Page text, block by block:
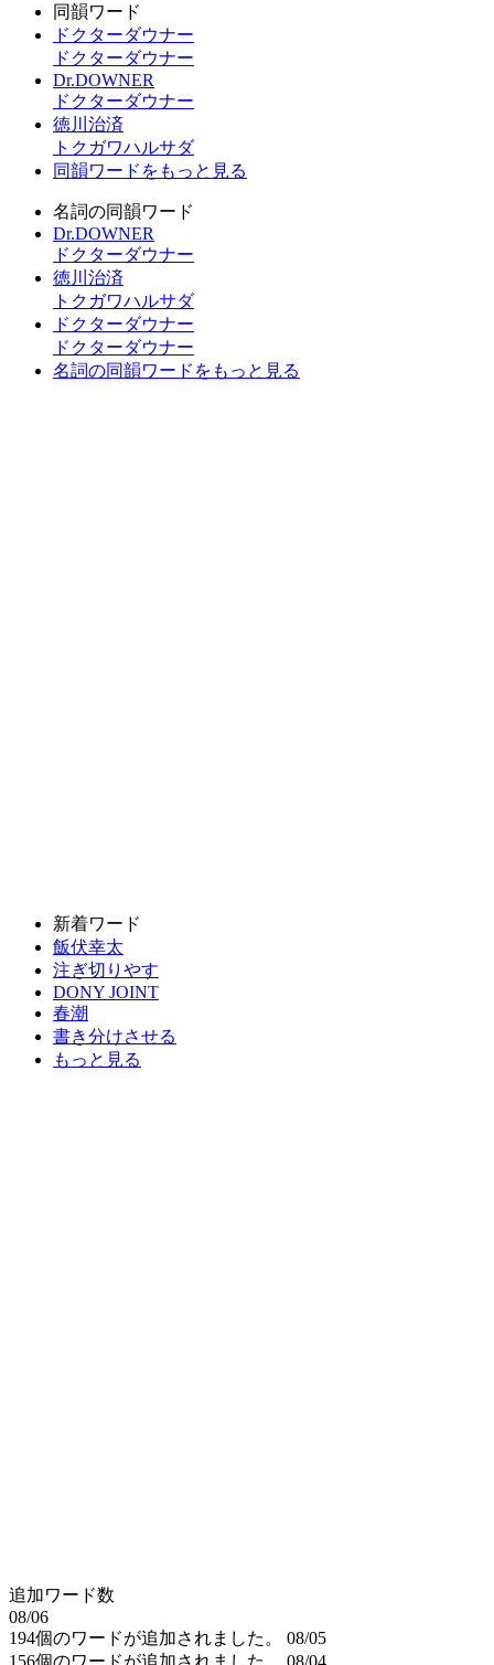
同韻ワード
ドクターダウナー
ドクターダウナー
Dr.DOWNER
ドクターダウナー
徳川治済
トクガワハルサダ
同韻ワードをもっと見る
名詞の同韻ワード
Dr.DOWNER
ドクターダウナー
徳川治済
トクガワハルサダ
ドクターダウナー
ドクターダウナー
名詞の同韻ワードをもっと見る
新着ワード
飯伏幸太
注ぎ切りやす
DONY JOINT
春潮
書き分けさせる
もっと見る
追加ワード数
08/06
194個のワードが追加されました。
08/05
156個のワードが追加されました。
08/04